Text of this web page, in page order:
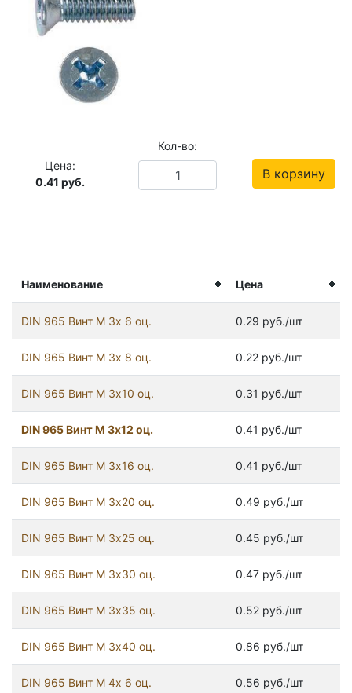
Наименование Цена
DIN 965 Винт М 3х 6 оц. 0.29 руб./шт
DIN 965 Винт М 3х 8 оц. 0.22 руб./шт
DIN 965 Винт М 3х10 оц. 0.31 руб./шт
DIN 965 Винт М 3х12 оц. 0.41 руб./шт
DIN 965 Винт М 3х16 оц. 0.41 руб./шт
DIN 965 Винт М 3х20 оц. 0.49 руб./шт
DIN 965 Винт М 3х25 оц. 0.45 руб./шт
DIN 965 Винт М 3х30 оц. 0.47 руб./шт
DIN 965 Винт М 3х35 оц. 0.52 руб./шт
DIN 965 Винт М 3х40 оц. 0.86 руб./шт
DIN 965 Винт М 4х 6 оц. 0.56 руб./шт
Цена:
0.41 руб.
Кол-во:
В корзину